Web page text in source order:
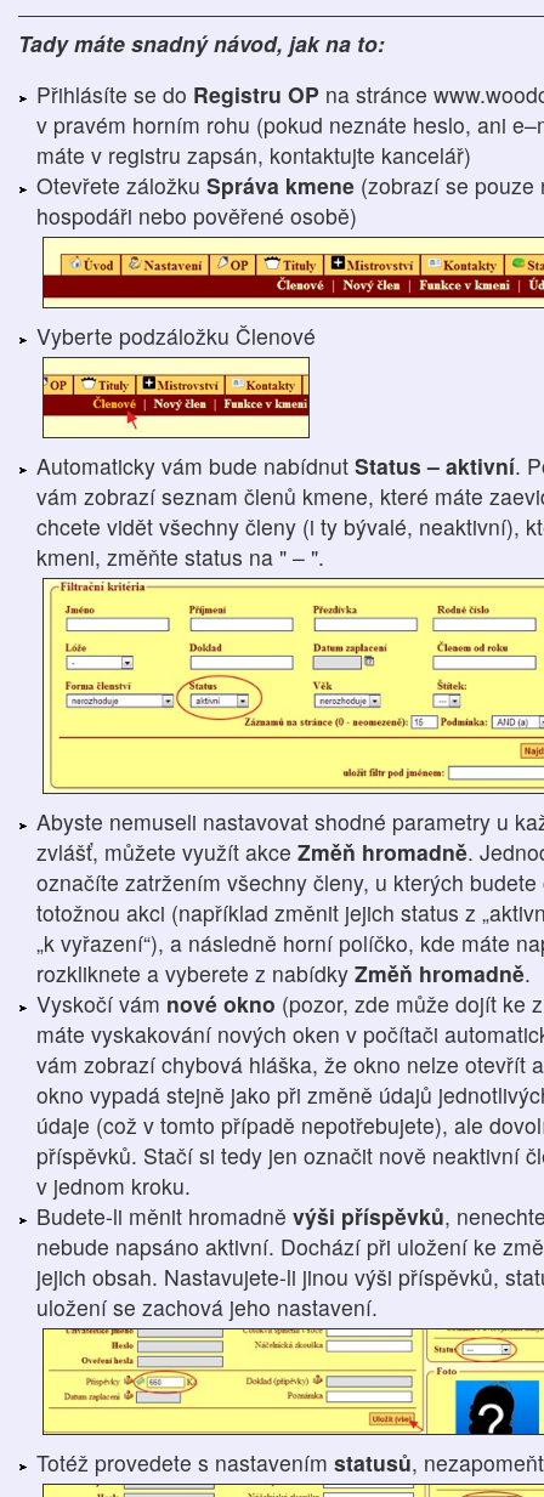
Tady máte snadný návod, jak na to:
Přihlásíte se do Registru OP na stránce
v pravém horním rohu (pokud neznáte heslo, ani
máte v registru zapsán, kontaktujte kancelář)
Otevřete záložku Správa kmene (zobrazí se pouze
hospodáři nebo pověřené osobě)
Vyberte podzáložku Členové
Automaticky vám bude nabídnut Status – aktivní.
vám zobrazí seznam členů kmene, které máte
chcete vidět všechny členy (i ty bývalé, neaktivní),
kmeni, změňte status na " – ".
Abyste nemuseli nastavovat shodné parametry u
zvlášť, můžete využít akce Změň hromadně.
označíte zatržením všechny členy, u kterých
totožnou akci (například změnit jejich status z
„k vyřazení“), a následně horní políčko, kde máte
rozkliknete a vyberete z nabídky Změň hromadně.
Vyskočí vám nové okno (pozor, zde může dojít ke
máte vyskakování nových oken v počítači
vám zobrazí chybová hláška, že okno nelze otevřít
okno vypadá stejně jako při změně údajů
údaje (což v tomto případě nepotřebujete), ale
příspěvků. Stačí si tedy jen označit nově neaktivní
v jednom kroku.
Budete-li měnit hromadně výši příspěvků,
nebude napsáno aktivní. Dochází při uložení ke
jejich obsah. Nastavujete-li jinou výši příspěvků,
uložení se zachová jeho nastavení.
Totéž provedete s nastavením statusů,